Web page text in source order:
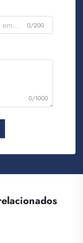
0/200
0/1000